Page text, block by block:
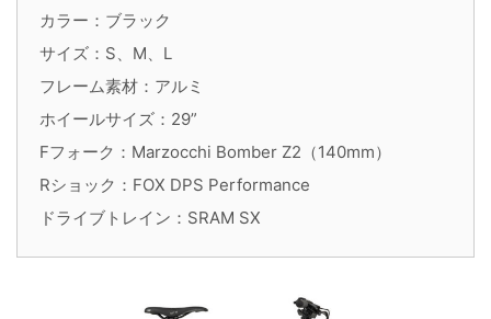
カラー：ブラック
サイズ：S、M、L
フレーム素材：アルミ
ホイールサイズ：29”
Fフォーク：Marzocchi Bomber Z2（140mm）
Rショック：FOX DPS Performance
ドライブトレイン：SRAM SX